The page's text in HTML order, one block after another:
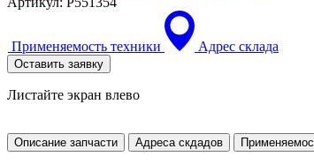
Применяемость техники Адрес склада
Оставить заявку
Листайте экран влево
Описание запчасти Адреса скдадов